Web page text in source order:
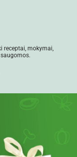
receptai, mokymai,